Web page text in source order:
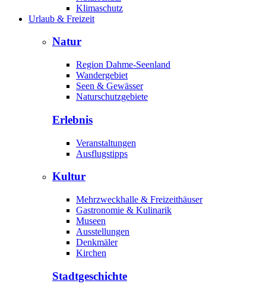
Klimaschutz
Urlaub & Freizeit
Natur
Region Dahme-Seenland
Wandergebiet
Seen & Gewässer
Naturschutzgebiete
Erlebnis
Veranstaltungen
Ausflugstipps
Kultur
Mehrzweckhalle & Freizeithäuser
Gastronomie & Kulinarik
Museen
Ausstellungen
Denkmäler
Kirchen
Stadtgeschichte